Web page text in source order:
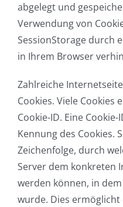
abgelegt und
Verwendung von
SessionStorage durch
in Ihrem Browser
Zahlreiche
Cookies. Viele Cookies
Cookie-ID. Eine
Kennung des Cookies.
Zeichenfolge, durch
Server dem konkreten
werden können, in
wurde. Dies ermöglicht